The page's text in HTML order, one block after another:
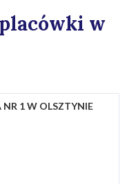
w
1 W OLSZTYNIE